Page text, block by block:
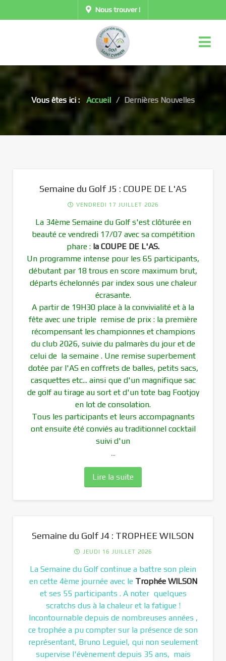
Nous trouver !
Vous êtes ici : Accueil Dernières Nouvelles
Semaine du Golf J5 : COUPE DE L'AS
VENDREDI 17 JUILLET 2026
La 34ème Semaine du Golf s'est clôturée en
beauté ce vendredi 17/07 avec sa compétition
phare : la COUPE DE L'AS.
Un programme intense pour les 65 participants,
débutant par 18 trous en score maximum brut,
départs échelonnés par index sous une chaleur
écrasante.
A partir de 19H30 place à la convivialité et à la
fête avec une triple remise de prix : la première
récompensant les championnes et champions
du club 2026, suivie du palmarès du jour et de
celui de la semaine . Une remise superbement
dotée par l'AS en coffrets de balles, petits sacs,
casquettes etc... ainsi que d'un magnifique sac
de golf au tirage au sort et d'un tote bag Footjoy
en lot de consolation.
Tous les participants et leurs accompagnants
ont ensuite été conviés au traditionnel cocktail
suivi d'un
...
Lire la suite
Semaine du Golf J4 : TROPHEE WILSON
JEUDI 16 JUILLET 2026
La Semaine du Golf continue a battre son plein
en cette 4ème journée avec le Trophée WILSON
et ses 55 participants . A noter quelques
scratchs dus à la chaleur et la fatigue !
Incontournable depuis de nombreuses années ,
ce trophée a pu compter sur la présence de son
représentant, Bruno Leguiel, qui non seulement
supervise l'évènement depuis 35 ans, mais